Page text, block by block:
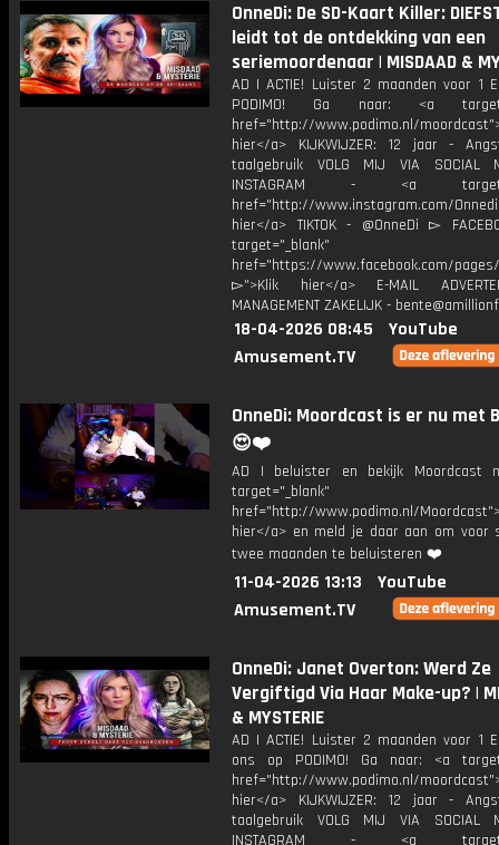
OnneDi: De SD-Kaart Killer:
leidt tot de ontdekking van een
seriemoordenaar | MISDAAD &
AD | ACTIE! Luister 2 maanden voor 1
PODIMO! Ga naar: <a
href="http://www.podimo.nl/
hier</a> KIJKWIJZER: 12 jaar -
taalgebruik VOLG MIJ VIA SOCIAL
INSTAGRAM - <a
href="http://www.instagram.com/
hier</a> TIKTOK - @OnneDi ▻
target="_blank"
href="https://www.facebook.com/pages/
▻">Klik hier</a> E-MAIL
MANAGEMENT ZAKELIJK -
18-04-2026 08:45
YouTube
Amusement.TV
OnneDi: Moordcast is er nu met
😍❤️
AD | beluister en bekijk Moordcast
target="_blank"
href="http://www.podimo.nl/
hier</a> en meld je daar aan om voor
twee maanden te beluisteren ❤️
11-04-2026 13:13
YouTube
Amusement.TV
OnneDi: Janet Overton: Werd Ze
Vergiftigd Via Haar Make-up? |
& MYSTERIE
AD | ACTIE! Luister 2 maanden voor 1
ons op PODIMO! Ga naar: <a
href="http://www.podimo.nl/
hier</a> KIJKWIJZER: 12 jaar -
taalgebruik VOLG MIJ VIA SOCIAL
INSTAGRAM - <a